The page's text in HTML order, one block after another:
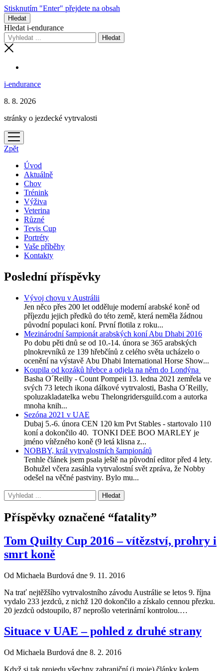
Stisknutím "Enter" přejdete na obsah
Hledat
Hledat i-endurance
i-endurance
8. 8. 2026
stránky o jezdecké vytrvalosti
otevřít
menu
Zpět
Úvod
Aktuálně
Chov
Trénink
Výživa
Veterina
Různé
Tevis Cup
Portréty
Vaše příběhy
Kontakty
Poslední příspěvky
Vývoj chovu v Austrálii
Jen něco přes 200 let odděluje moderní arabské koně od
příjezdu jejich předků do této země, která neměla žádnou
původní populaci koní. První flotila z roku...
Mezinárodní šampionát arabských koní Abu Dhabi 2016
Po dobu pěti dnů se od 10.-14. února se 365 arabských
plnokrevníků ze 139 hřebčínů z celého světa ucházelo o
ocenění na výstavě Abu Dhabi International Horse Show...
Koupila od kozáků hřebce a odjela na něm do Londýna
Basha O´Reilly - Count Pompeii 13. ledna 2021 zemřela ve
svých 73 letech ikona dálkové vytrvalosti, Basha O´Reilly,
spoluzakladatelka webu Thelongridersguild.com a autorka
mnoha knih...
Sezóna 2021 v UAE
Dubaj 5.-6. února CEN 120 km Pvt Stables - startovalo 110
koní a dokončilo 40. TONKI DEE BOO MARLEY je
jméno vítězného koně (9 letá klisna z...
NOBBY, král vytrvalostních šampionátů
Tenhle článek jsem psala ještě na původní editor před 4 lety.
Bohužel včera zasáhla vytrvalostní svět zpráva, že Nobby
odešel na věčné pastviny. Bylo mu...
Příspěvky označené “fatality”
Tom Quilty Cup 2016 – vítězství, prohry i
smrt koně
Od Michaela Burdová dne 9. 11. 2016
Na trať nejtěžšího vytrvalostního závodu Austrálie se letos 9. října
vydalo 233 jezdců, z nichž 120 dokončilo a získalo cennou přezku.
20 jezdců odstoupilo, 87 neprošlo veterinární kontrolou.…
Situace v UAE – pohled z druhé strany
Od Michaela Burdová dne 8. 2. 2016